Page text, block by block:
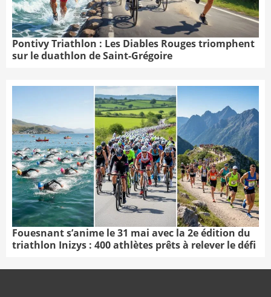
Pontivy Triathlon : Les Diables Rouges triomphent
sur le duathlon de Saint-Grégoire
Fouesnant s’anime le 31 mai avec la 2e édition du
triathlon Inizys : 400 athlètes prêts à relever le défi